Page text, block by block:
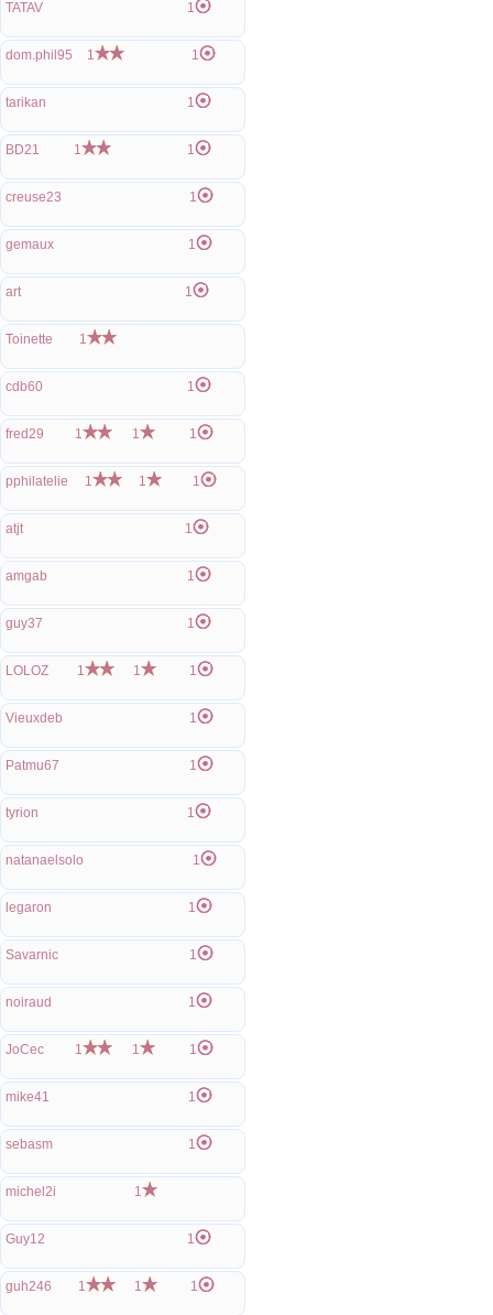
TATAV 1
dom.phil95 1 1
tarikan 1
BD21 1 1
creuse23 1
gemaux 1
art 1
Toinette 1
cdb60 1
fred29 1 1 1
pphilatelie 1 1 1
atjt 1
amgab 1
guy37 1
LOLOZ 1 1 1
Vieuxdeb 1
Patmu67 1
tyrion 1
natanaelsolo 1
legaron 1
Savarnic 1
noiraud 1
JoCec 1 1 1
mike41 1
sebasm 1
michel2i 1
Guy12 1
guh246 1 1 1